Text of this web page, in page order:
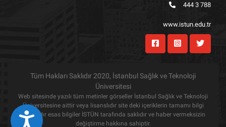
Eri&#351;ilebilirlik
444 3 788
www.istun.edu.tr
Tüm Hakları Saklıdır 2020, İstanbul Sağlık ve Teknoloji
Üniversitesi
Web sitesinde yazılı tüm metinler görseller İstanbul Sağlık ve Teknoloji
Üniversitesine aittir veya lisanslıdır site deki içeriklerin tamamı bilgi
amaçlıdır esas bilgiler İSTÜN tarafında saklıdır ve haber vermeksizin
değiştirme hakkına sahiptir.